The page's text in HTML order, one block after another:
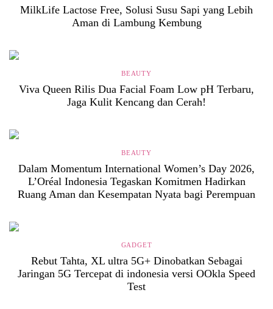
MilkLife Lactose Free, Solusi Susu Sapi yang Lebih
Aman di Lambung Kembung
BEAUTY
Viva Queen Rilis Dua Facial Foam Low pH Terbaru,
Jaga Kulit Kencang dan Cerah!
BEAUTY
Dalam Momentum International Women’s Day 2026,
L’Oréal Indonesia Tegaskan Komitmen Hadirkan
Ruang Aman dan Kesempatan Nyata bagi Perempuan
GADGET
Rebut Tahta, XL ultra 5G+ Dinobatkan Sebagai
Jaringan 5G Tercepat di indonesia versi OOkla Speed
Test